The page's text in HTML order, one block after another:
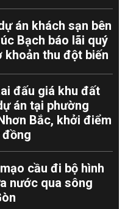
án khách sạn bên
Bạch báo lãi quý
khoản thu đột biến
đấu giá khu đất
án tại phường
Bắc, khởi điểm
đồng
cầu đi bộ hình
nước qua sông